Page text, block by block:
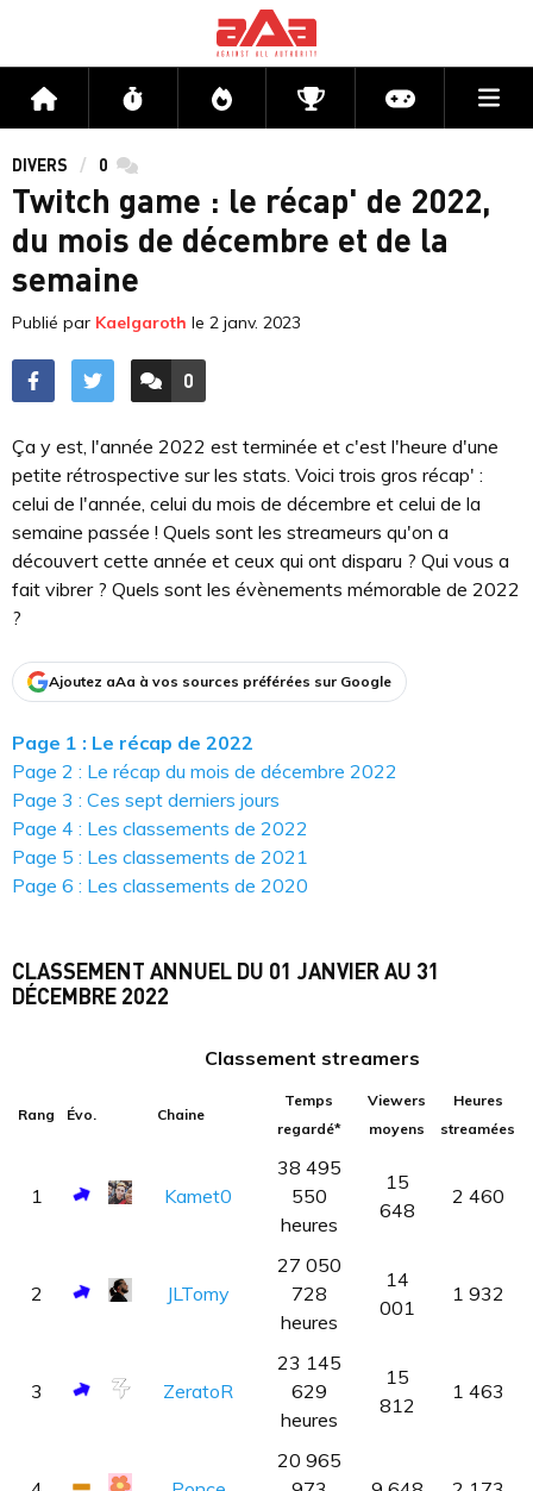
Accueil Flux Directs CompétitionsActu jeux
DIVERS 0 commentaires
Twitch game : le récap' de 2022,
du mois de décembre et de la
semaine
Publié par Kaelgaroth le 2 janv. 2023
ACCÉDER AUX
0
COMMENTAIRES
Ça y est, l'année 2022 est terminée et c'est l'heure d'une
petite rétrospective sur les stats. Voici trois gros récap' :
celui de l'année, celui du mois de décembre et celui de la
semaine passée ! Quels sont les streameurs qu'on a
découvert cette année et ceux qui ont disparu ? Qui vous a
fait vibrer ? Quels sont les évènements mémorable de 2022
?
Ajoutez aAa à vos sources préférées sur Google
Page 1 : Le récap de 2022
Page 2 : Le récap du mois de décembre 2022
Page 3 : Ces sept derniers jours
Page 4 : Les classements de 2022
Page 5 : Les classements de 2021
Page 6 : Les classements de 2020
CLASSEMENT ANNUEL DU 01 JANVIER AU 31
DÉCEMBRE 2022
Classement streamers
Rang Évo. Chaine
Temps
regardé*
Viewers
moyens
Heures
streamées
1 Kamet0
38 495
550
heures
15
648
2 460
2 JLTomy
27 050
728
heures
14
001
1 932
3 ZeratoR
23 145
629
heures
15
812
1 463
20 965